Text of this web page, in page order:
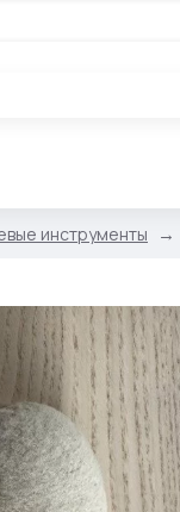
инструменты